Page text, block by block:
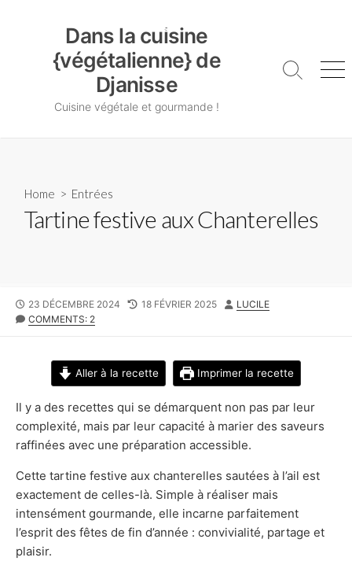
Dans la cuisine
{végétalienne} de
Djanisse
Cuisine végétale et gourmande !
Search
Home > Entrées
Tartine festive aux Chanterelles
PUBLISHED
DATE
23 DÉCEMBRE 2024
LAST
18 FÉVRIER 2025 AUTHOR
LUCILE
COMMENTS: 2
Aller à la recette Imprimer la recette
Il y a des recettes qui se démarquent non pas par leur
complexité, mais par leur capacité à marier des saveurs
raffinées avec une préparation accessible.
Cette tartine festive aux chanterelles sautées à l’ail est
exactement de celles-là. Simple à réaliser mais
intensément gourmande, elle incarne parfaitement
l’esprit des fêtes de fin d’année : convivialité, partage et
plaisir.